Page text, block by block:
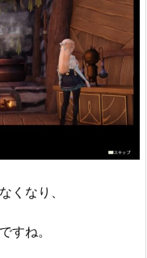
くなり、
すね。